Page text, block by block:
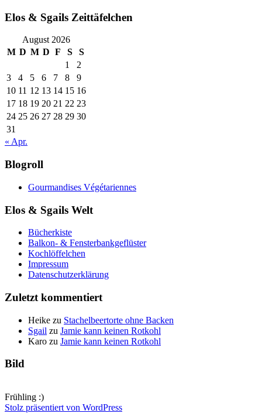
Elos & Sgails Zeittäfelchen
August 2026
M D M D F S
S
1
2
3
4 5 6 7 8
9
10 11 12 13 14 15 16
17 18 19 20 21 22 23
24 25 26 27 28 29 30
31
« Apr.
Blogroll
Gourmandises Végétariennes
Elos & Sgails Welt
Bücherkiste
Balkon- & Fensterbankgeflüster
Kochlöffelchen
Impressum
Datenschutzerklärung
Zuletzt kommentiert
Heike zu Stachelbeertorte ohne Backen
Sgail zu Jamie kann keinen Rotkohl
Karo zu Jamie kann keinen Rotkohl
Bild
Frühling :)
Stolz präsentiert von WordPress